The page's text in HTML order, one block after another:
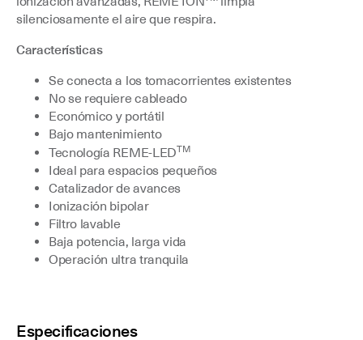
silenciosamente el aire que respira.
Características
Se conecta a los tomacorrientes existentes
No se requiere cableado
Económico y portátil
Bajo mantenimiento
Tecnología REME-LEDTM
Ideal para espacios pequeños
Catalizador de avances
Ionización bipolar
Filtro lavable
Baja potencia, larga vida
Operación ultra tranquila
Especificaciones